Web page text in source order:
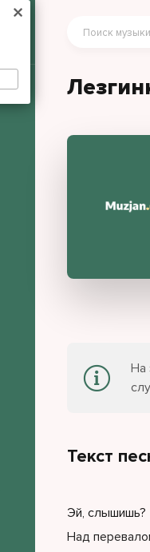
На
Текст
Эй, слышишь?
Над